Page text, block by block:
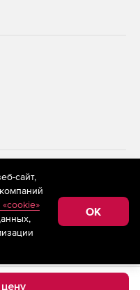
применяются
технологии
сбора,
относящихся к
«Интернет»,
Федерации)
сайт,
OK